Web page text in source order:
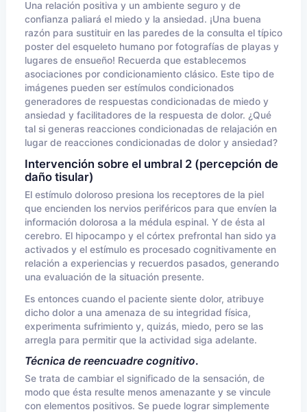
Una relación positiva y un ambiente seguro y de
confianza paliará el miedo y la ansiedad. ¡Una buena
razón para sustituir en las paredes de la consulta el típico
poster del esqueleto humano por fotografías de playas y
lugares de ensueño! Recuerda que establecemos
asociaciones por condicionamiento clásico. Este tipo de
imágenes pueden ser estímulos condicionados
generadores de respuestas condicionadas de miedo y
ansiedad y facilitadores de la respuesta de dolor. ¿Qué
tal si generas reacciones condicionadas de relajación en
lugar de reacciones condicionadas de dolor y ansiedad?
Intervención sobre el umbral 2 (percepción de
daño tisular)
El estímulo doloroso presiona los receptores de la piel
que encienden los nervios periféricos para que envíen la
información dolorosa a la médula espinal. Y de ésta al
cerebro. El hipocampo y el córtex prefrontal han sido ya
activados y el estímulo es procesado cognitivamente en
relación a experiencias y recuerdos pasados, generando
una evaluación de la situación presente.
Es entonces cuando el paciente siente dolor, atribuye
dicho dolor a una amenaza de su integridad física,
experimenta sufrimiento y, quizás, miedo, pero se las
arregla para permitir que la actividad siga adelante.
Técnica de reencuadre cognitivo.
Se trata de cambiar el significado de la sensación, de
modo que ésta resulte menos amenazante y se vincule
con elementos positivos. Se puede lograr simplemente